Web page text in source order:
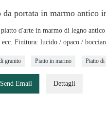
da portata in marmo antico
d'arte in marmo di legno
ecc. Finitura: lucido / opaco /
granito Piatto in marmo Piatto di
Send Email Dettagli